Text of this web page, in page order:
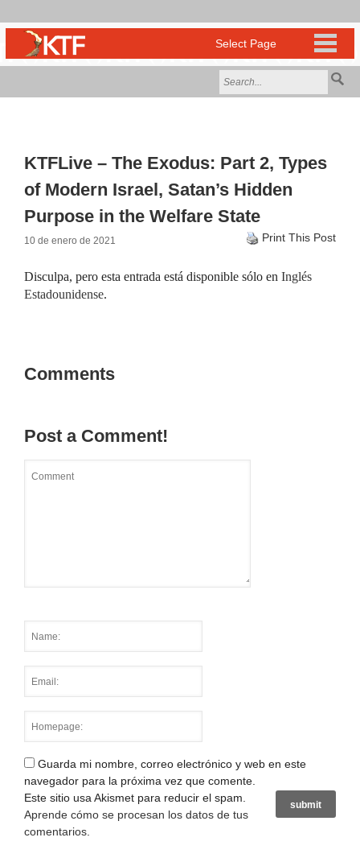
KTFLive – The Exodus: Part 2, Types
of Modern Israel, Satan’s Hidden
Purpose in the Welfare State
10 de enero de 2021 Print This Post
Disculpa, pero esta entrada está disponible sólo en Inglés
Estadounidense.
Comments
Post a Comment!
Guarda mi nombre, correo electrónico y web en este
navegador para la próxima vez que comente.
Este sitio usa Akismet para reducir el spam.
Aprende cómo se procesan los datos de tus
comentarios